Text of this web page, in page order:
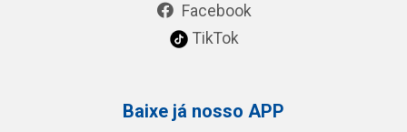
Facebook
TikTok
Baixe já nosso APP